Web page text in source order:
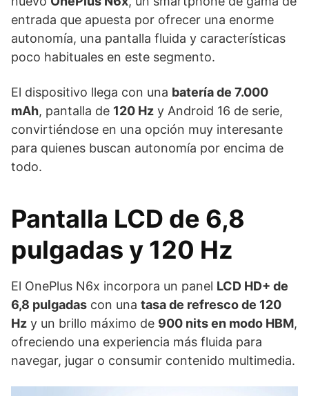
entrada que apuesta por ofrecer una enorme
autonomía, una pantalla fluida y características
poco habituales en este segmento.
El dispositivo llega con una batería de 7.000
mAh, pantalla de 120 Hz y Android 16 de serie,
convirtiéndose en una opción muy interesante
para quienes buscan autonomía por encima de
todo.
Pantalla LCD de 6,8
pulgadas y 120 Hz
El OnePlus N6x incorpora un panel LCD HD+ de
6,8 pulgadas con una tasa de refresco de 120
Hz y un brillo máximo de 900 nits en modo HBM,
ofreciendo una experiencia más fluida para
navegar, jugar o consumir contenido multimedia.